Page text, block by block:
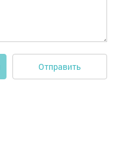
Отправить